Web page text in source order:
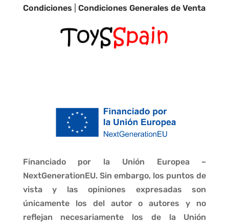
Condiciones |Condiciones Generales de Venta
Financiado por la Unión Europea –
NextGenerationEU. Sin embargo, los puntos de
vista y las opiniones expresadas son
únicamente los del autor o autores y no
reflejan necesariamente los de la Unión